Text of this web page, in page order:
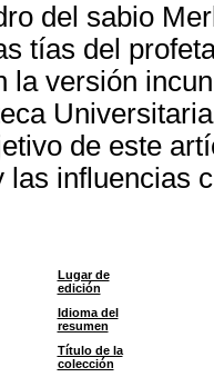
del sabio
tías del
la versión
de este
las influencias
Lugar de
edición
Idioma del
resumen
Título de la
colección